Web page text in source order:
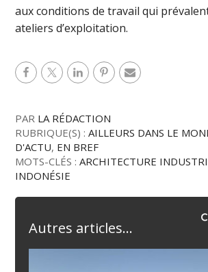
aux conditions de travail qui
ateliers d’exploitation.
PAR LA RÉDACTION
RUBRIQUE(S) :AILLEURS DANS LE
D'ACTU, EN BREF
MOTS-CLÉS :ARCHITECTURE
INDONÉSIE
Autres articles...